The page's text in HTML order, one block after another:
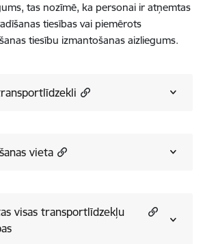
tas nozīmē, ka personai ir atņemtas
tiesības vai piemērots
tiesību izmantošanas aizliegums.
vieta
visas transportlīdzekļu